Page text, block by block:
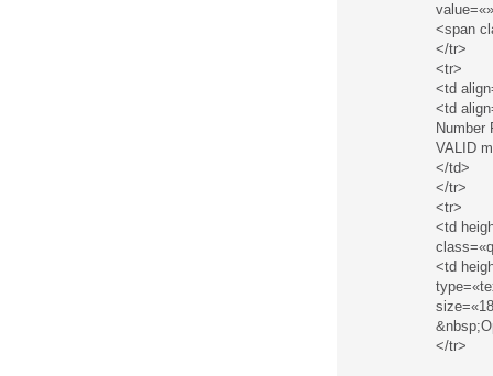
<span
</tr>
<tr>
<td
<td
Number
VALID
</td>
</tr>
<tr>
<td
<td
</tr>